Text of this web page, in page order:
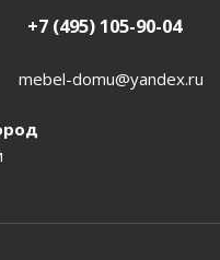
+7 (495) 105-90-04
mebel-domu@yandex.ru